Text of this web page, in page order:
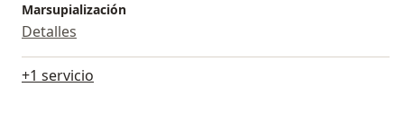
Marsupialización
Detalles
+1 servicio